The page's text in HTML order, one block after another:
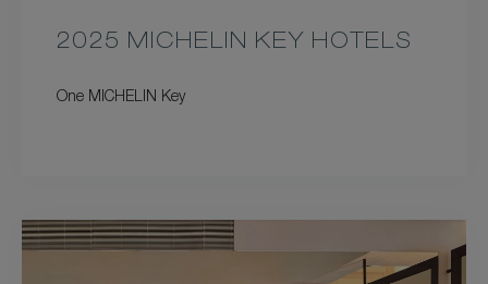
2025 MICHELIN KEY HOTELS
One MICHELIN Key